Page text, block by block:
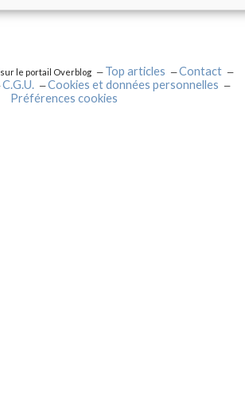
sur le portail Overblog Top articles
Contact
C.G.U.
Cookies et données personnelles
Préférences cookies